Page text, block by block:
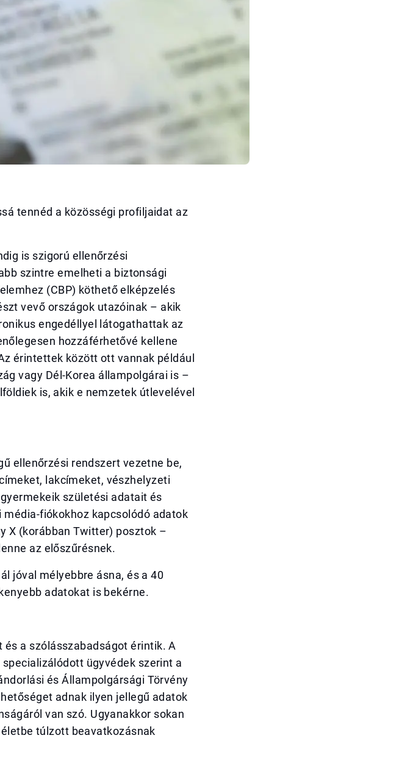
tennéd a közösségi profiljaidat az
is szigorú ellenőrzési
szintre emelheti a biztonsági
(CBP) köthető elképzelés
vevő országok utazóinak – akik
engedéllyel látogathattak az
hozzáférhetővé kellene
érintettek között ott vannak például
vagy Dél-Korea állampolgárai is –
is, akik e nemzetek útlevelével
ellenőrzési rendszert vezetne be,
lakcímeket, vészhelyzeti
születési adatait és
fiókokhoz kapcsolódó adatok
X (korábban Twitter) posztok –
az előszűrésnek.
jóval mélyebbre ásna, és a 40
adatokat is bekérne.
a szólásszabadságot érintik. A
ügyvédek szerint a
és Állampolgársági Törvény
adnak ilyen jellegű adatok
van szó. Ugyanakkor sokan
túlzott beavatkozásnak